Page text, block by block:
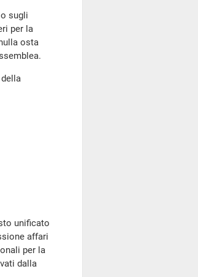
sugli
per la
osta
unificato
affari
per la
dalla